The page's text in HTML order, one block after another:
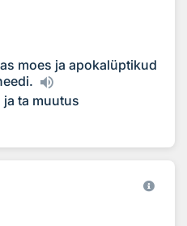
moes ja apokalüptikud
ta muutus